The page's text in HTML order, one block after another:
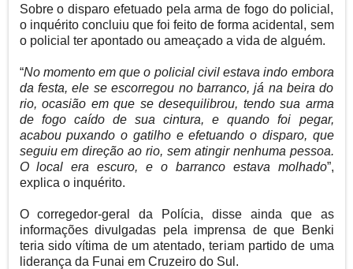
Sobre o disparo efetuado pela arma de fogo do policial,
o inquérito concluiu que foi feito de forma acidental, sem
o policial ter apontado ou ameaçado a vida de alguém.
“No momento em que o policial civil estava indo embora
da festa, ele se escorregou no barranco, já na beira do
rio, ocasião em que se desequilibrou, tendo sua arma
de fogo caído de sua cintura, e quando foi pegar,
acabou puxando o gatilho e efetuando o disparo, que
seguiu em direção ao rio, sem atingir nenhuma pessoa.
O local era escuro, e o barranco estava molhado”,
explica o inquérito.
O corregedor-geral da Polícia, disse ainda que as
informações divulgadas pela imprensa de que Benki
teria sido vítima de um atentado, teriam partido de uma
liderança da Funai em Cruzeiro do Sul.